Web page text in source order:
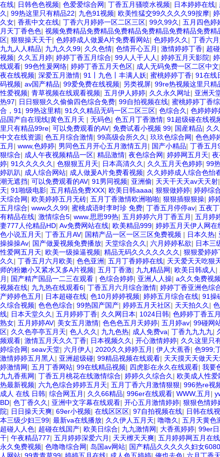
在线| 日韩色色视频| 色爱爱综合网| 丁香五月骚喷水视频| 日本婷婷在线|
久 | 99热这里只有精品22| 九色91视频| 欧美性猛交99久久久久99按摩|
久女| 香蕉中文在线| 丁香六月婷婷一区二区三区| 99久99久 | 五月四色婷
月天丁香色色| 视频免费精品免费精品免费精品免费精品免费精品免费
区| 狠狠操天天干| 色婷婷成人做爰A片免费看网站| 色婷婷久久 | 丁香六
九九人人精品| 九九久久99| 久久色情| 色情开心五月 | 激情婷婷丁香| 超
视频| 久久五月婷| 婷婷丁香五月综合| 99人人干人人 | 婷婷五月天影院|
线观看| 99色性爰网络| 婷婷丁香五月天色区| 成人无码免费一区二区中文
夜在线视频| 深爱五月激情| 91丨九色丨丰满人妖| 蜜桃婷婷丁香| 91在线
码视频| av国产精品| 99爱免费在线视频| 另类视屏| 99re热视频这里只精
性爱视频| 青草视频在线观看视频| 五月伊人婷婷| 久久永久网址| 亚洲天
热97| 日日狠狠久久偷偷四色综合免费| 99自拍视频在线| 蜜桃婷婷丁香
合，91 | 99热这里精| 91久久精品无码一区二区三区| 色综合久 | 色婷婷婷
品国产自在现线|黄色五月天 | 无码色| 色五月丁香激情| 91超级碰在线视
里只有精品99re| 可以免费观看的AV| 免费试看小视频 99| 国産精品| 久
中文在线资源| 色五月综合激情| 99高级会所久久 | 玖玖色综合网| 色色婷
五月 | www,色婷婷| 男同色五月开心五月激情五月 | 国产小精品| 丁香五月
狠综合| 成人午夜视频精品一区| 精品激情| 夜色综合网| 婷婷网五月天|
婷| 91久久久久久 | 色狠狠五月天| 日本高清久久 | 久久五月天色婷婷| 99
婷趴趴| 成人综合网站| 成人做爰A片免费看视频| 久久婷婷成人综合色怡
潮无遮挡| 可以免费观看的AV| 91男同视频| 亚洲偷| 天天干天天av天天射
天| 91啪级电影| 五月精品免费XXX| 欧美日韩aaaa| 狠狠做婷婷| 婷婷综
天综合网| 欧美婷婷五月无砖| 五月丁香激情欧洲啪啪| 狠狠插狠狠操| 婷
五月综合| www久久99| 蜜桃成语时李时珍 免费| 丁香五月停停av| 五夜
有精品在线| 激情综合5| www.思思99热| 五月婷婷六月丁香五月 | 五月婷
妻777人伦精品HD| Av免费网站在线| 欧美精品999| 婷婷五月天伊人网在
色小说五月天| 丁香五月AV| 国精产品一区一区三区免费视频 | 日本久热|
操操操Av| 国产做爰视频免费播放| 天堂综合久久 | 六月婷婷私欲| 日本三
性爱网五月天| 欧美一级操逼视频| 精品无码久久久久久久久 | 狠狠爱婷婷
久久 | 丁香五月六月欧美| 色色亚洲| 五月丁香婷婷在线| 天天爱天天吃狠
师的粉嫩小又紧水又多A片视频| 五月丁香激| 九九精品网| 欧美日韩成人 |
月 | 国产精产国品一二三在观看 | 色综合婷婷| 亚洲人人操| a久久免费视
视频在线| 九九热在线观看6| 丁香五月六月综合激情| 婷婷丁香亚洲色综
产婷婷色五月 | 日本超碰在线| 色10月婷婷视频| 婷婷五月综合在线| 91操
久综合视频| 色色色综合| 99热国产国产| 婷婷五月天社区| 天天拍久久 |
线| 日本天堂久久 | 五月婷婷丁香| 久久网日本| 1024日韩| 色婷婷丁香五
熟女| 五月婷婷AV| 美女五月激情| 色色色五月天婷婷| 五月婷av| 99碰网
区| 久久色亭亭五月天| 色人久久 | 九九色热| 成人免费va| 丁香九九九九|
频观看| 激情五月天久久丁香| 日本视频久久 | 开心激情婷婷| 久久这里只
婷综合网| seav天堂| 六月伊人 | 2020久久婷婷五月 | 伊人大蕉香| 色999;
激情婷婷五月黑人 | 亚洲超级碰| 99精品视频在线观看| 天天摸天天做天
婷激情网| 五月丁香网站| 99在线精品视频| 四虎影在永久在线观看| 我要
九九香蕉网| 丁香五月桃花在线激情综合| 婷婷久久综合久 | 欧美成人性爱
热最新视频| 六九色综合婷婷五月天| 五月丁香六月激情狠狠| 996热re视
成人 在线 日韩| 综合网五月 | 久久66精品| 996er在线观看| WWW,五月 |
BD| 色丁香久久 | 亚洲中文字幕在线观看| 开心五月激情婷婷| 狠狠色情婷
院| 日日操天天爽| 69er小视频| 在线区区区| 97自拍视频在线| 日韩在线
本三级少妇三99| 最新va在线播放| 久久伊人五月天| 噜噜久 | 五月天黄色
超碰人人色| 超碰在线国产| 欧美日综合| 九九激情网| 大香蕉婷婷| 99er
干| 午夜精品777| 五月婷婷深爱六月 | 天天檫天天爽| 五月婷婷网五月在线
永久免费视频| 色噜噜综合网| 岛国av网站| 国产精品久久久久久妇女